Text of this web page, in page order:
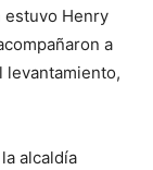
estuvo Henry
a
levantamiento,
alcaldía